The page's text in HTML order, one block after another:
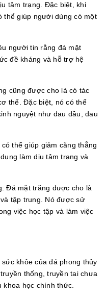
tâm trạng. Đặc biệt, khi
thể giúp người dùng có một
người tin rằng đá mặt
đề kháng và hỗ trợ hệ
cũng được cho là có tác
thể. Đặc biệt, nó có thể
nguyệt như đau đầu, đau
thể giúp giảm căng thẳng
làm dịu tâm trạng và
Đá mặt trăng được cho là
tập trung. Nó được sử
việc học tập và làm việc
khỏe của đá phong thủy
thống, truyền tai chưa
khoa học chính thức.